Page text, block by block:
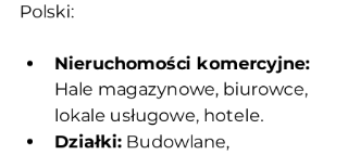
Polski:
Nieruchomości komercyjne:
Hale magazynowe, biurowce,
lokale usługowe, hotele.
Działki: Budowlane,